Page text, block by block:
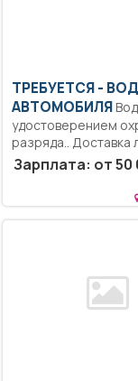
ТРЕБУЕТСЯ -
АВТОМОБИЛЯВодитель с
удостоверением
разряда.. Доставка
состава...
Зарплата: от 50